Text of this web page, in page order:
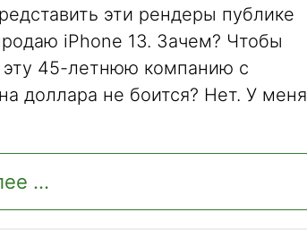
эти рендеры публике
iPhone 13. Зачем? Чтобы
эту 45-летнюю компанию с
доллара не боится? Нет. У меня
...